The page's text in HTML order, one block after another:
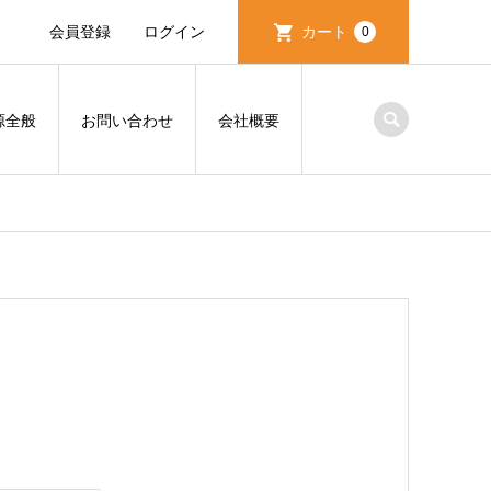
会員登録 ログイン カート 0
全般 お問い合わせ 会社概要